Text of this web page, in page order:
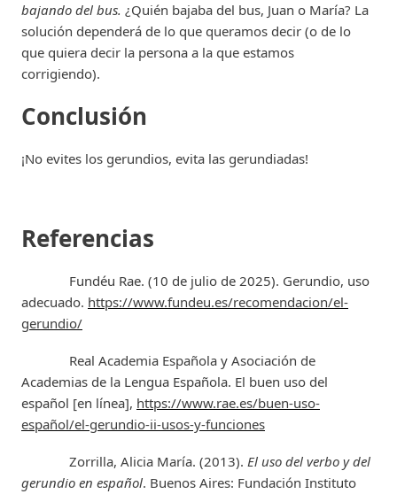
bajando del bus. ¿Quién bajaba del bus, Juan o María? La
solución dependerá de lo que queramos decir (o de lo
que quiera decir la persona a la que estamos
corrigiendo).
Conclusión
¡No evites los gerundios, evita las gerundiadas!
Referencias
Fundéu Rae. (10 de julio de 2025). Gerundio, uso
adecuado. https://www.fundeu.es/recomendacion/el-
gerundio/
Real Academia Española y Asociación de
Academias de la Lengua Española. El buen uso del
español [en línea], https://www.rae.es/buen-uso-
español/el-gerundio-ii-usos-y-funciones
Zorrilla, Alicia María. (2013). El uso del verbo y del
gerundio en español. Buenos Aires: Fundación Instituto